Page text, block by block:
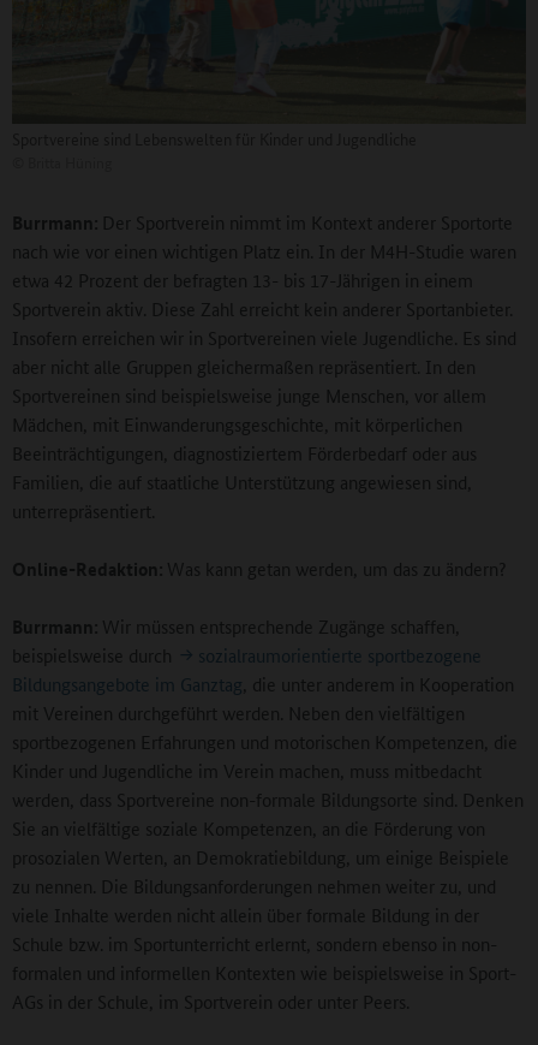
Burrmann: Der Sportverein nimmt im Kontext anderer Sportorte
nach wie vor einen wichtigen Platz ein. In der M4H-Studie waren
etwa 42 Prozent der befragten 13- bis 17-Jährigen in einem
Sportverein aktiv. Diese Zahl erreicht kein anderer Sportanbieter.
Insofern erreichen wir in Sportvereinen viele Jugendliche. Es sind
aber nicht alle Gruppen gleichermaßen repräsentiert. In den
Sportvereinen sind beispielsweise junge Menschen, vor allem
Mädchen, mit Einwanderungsgeschichte, mit körperlichen
Beeinträchtigungen, diagnostiziertem Förderbedarf oder aus
Familien, die auf staatliche Unterstützung angewiesen sind,
unterrepräsentiert.
Online-Redaktion: Was kann getan werden, um das zu ändern?
Burrmann: Wir müssen entsprechende Zugänge schaffen,
beispielsweise durch
sozialraumorientierte sportbezogene
Bildungsangebote im Ganztag , die unter anderem in Kooperation
mit Vereinen durchgeführt werden. Neben den vielfältigen
sportbezogenen Erfahrungen und motorischen Kompetenzen, die
Kinder und Jugendliche im Verein machen, muss mitbedacht
werden, dass Sportvereine non-formale Bildungsorte sind. Denken
Sie an vielfältige soziale Kompetenzen, an die Förderung von
prosozialen Werten, an Demokratiebildung, um einige Beispiele
zu nennen. Die Bildungsanforderungen nehmen weiter zu, und
viele Inhalte werden nicht allein über formale Bildung in der
Schule bzw. im Sportunterricht erlernt, sondern ebenso in non-
formalen und informellen Kontexten wie beispielsweise in Sport-
AGs in der Schule, im Sportverein oder unter Peers.